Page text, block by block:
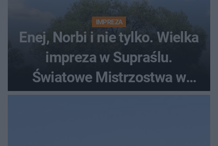
IMPREZA
Enej, Norbi i nie tylko. Wielka
impreza w Supraślu.
Światowe Mistrzostwa w
Pieczeniu Babki i Kiszki